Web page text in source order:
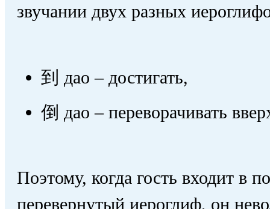
звучании двух разных
到 дао – достигать,
倒 дао – переворачивать
Поэтому, когда гость входит в
перевернутый иероглиф, он